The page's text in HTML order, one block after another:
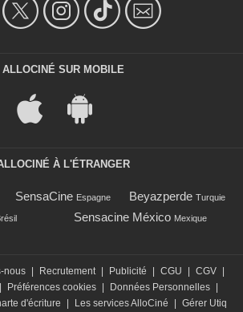
ALLOCINÉ SUR MOBILE
À L'ÉTRANGER
SensaCine Espagne Beyazperde Turquie
Sensacine México Mexique
nous Recrutement Publicité CGU CGV
Préférences cookies Données Personnelles
d'écriture Les services AlloCiné Gérer Utiq